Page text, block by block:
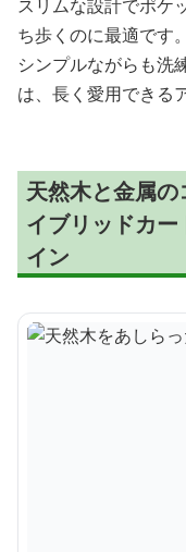
スリムな設計でポケ
ち歩くのに最適です。
シンプルながらも洗
は、長く愛用できる
天然木と金属
イブリッドカ
イン